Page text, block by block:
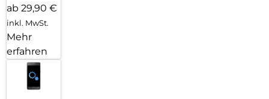
ab 29,90 €
inkl. MwSt.
Mehr
erfahren